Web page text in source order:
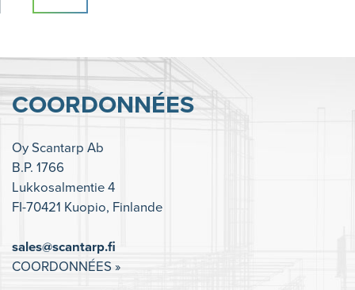
COORDONNÉES
Oy Scantarp Ab
B.P. 1766
Lukkosalmentie 4
FI-70421 Kuopio, Finlande
sales@scantarp.fi
COORDONNÉES »